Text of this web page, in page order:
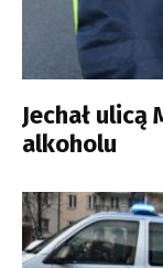
Jechał ulicą
alkoholu